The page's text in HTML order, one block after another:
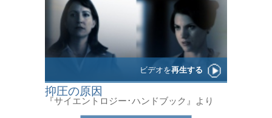
ビデオを再生する
抑圧の原因
『サイエントロジー･ハンドブック』より